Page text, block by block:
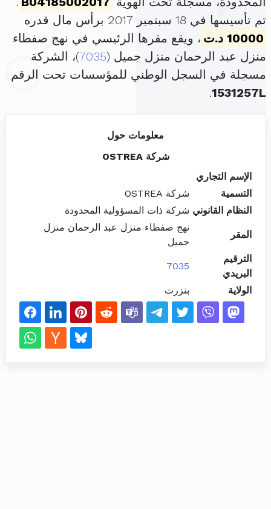
تم تأسيسها في 18 سبتمبر 2017 برأس مال قدره
10000 د.ت
، ويقع مقرها الرئيسي في نهج صفطاء
منزل عبد الرحمان منزل جميل (7035)، الشركة
مسجلة في السجل الوطني للمؤسسات تحت الرقم
1531257L
.
معلومات حول
شركة OSTREA
الإسم التجاري
التسمية
شركة OSTREA
النظام القانوني شركة ذات المسؤولية المحدودة
المقر
نهج صفطاء منزل عبد الرحمان منزل
جميل
الترقيم
البريدي
7035
الولاية بنزرت